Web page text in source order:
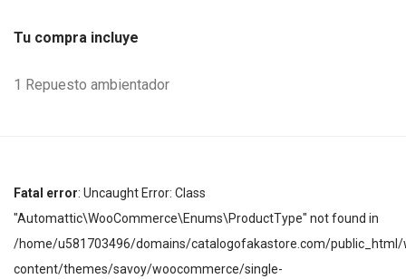
Tu compra incluye
1 Repuesto ambientador
Fatal error: Uncaught Error: Class
"Automattic\WooCommerce\Enums\ProductType" not found in
/home/u581703496/domains/catalogofakastore.com/public_html/
content/themes/savoy/woocommerce/single-